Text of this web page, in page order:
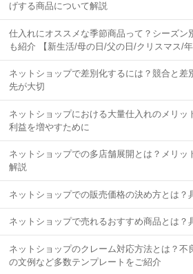
げする商品について解説
仕入れにオススメな季節商品って？シーズン
も紹介 【新生活/母の日/父の日/クリスマス/年
ネットショップで差別化するには？競合と差
先が大切
ネットショップにおける大量仕入れのメリッ
利益を増やすために
ネットショップでの多店舗展開とは？メリッ
解説
ネットショップでの販売価格の決め方とは？
ネットショップで売れるおすすめ商品とは？
ネットショップのクレーム対応方法とは？不
の文例など多数テンプレートをご紹介